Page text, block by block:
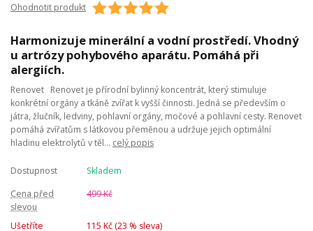
Ohodnotit produkt
Harmonizuje minerální a vodní prostředí. Vhodný
u artrózy pohybového aparátu. Pomáhá při
alergiích.
Renovet Renovet je přírodní bylinný koncentrát, který stimuluje
konkrétní orgány a tkáně zvířat k vyšší činnosti. Jedná se především o
játra, žlučník, ledviny, pohlavní orgány, močové a pohlavní cesty. Renovet
pomáhá zvířatům s látkovou přeměnou a udržuje jejich optimální
hladinu elektrolytů v těl... celý popis
Dostupnost
Skladem
Cena před
slevou
499 Kč
Ušetříte 115 Kč (23 % sleva)